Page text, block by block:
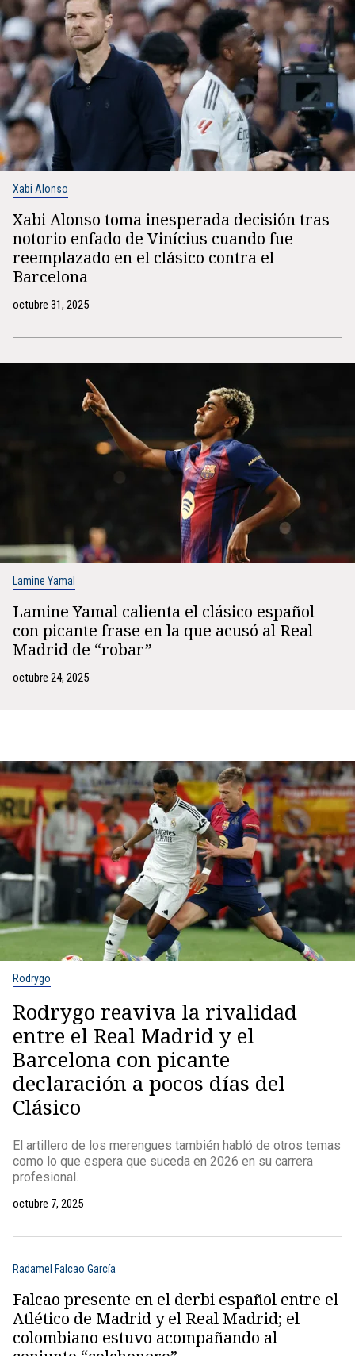
Xabi Alonso
Xabi Alonso toma inesperada decisión tras
notorio enfado de Vinícius cuando fue
reemplazado en el clásico contra el
Barcelona
octubre 31, 2025
Lamine Yamal
Lamine Yamal calienta el clásico español
con picante frase en la que acusó al Real
Madrid de “robar”
octubre 24, 2025
Rodrygo
Rodrygo reaviva la rivalidad
entre el Real Madrid y el
Barcelona con picante
declaración a pocos días del
Clásico
El artillero de los merengues también habló de otros temas
como lo que espera que suceda en 2026 en su carrera
profesional.
octubre 7, 2025
Radamel Falcao García
Falcao presente en el derbi español entre el
Atlético de Madrid y el Real Madrid; el
colombiano estuvo acompañando al